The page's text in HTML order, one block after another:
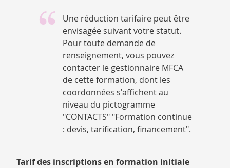
Une réduction tarifaire peut être
envisagée suivant votre statut.
Pour toute demande de
renseignement, vous pouvez
contacter le gestionnaire MFCA
de cette formation, dont les
coordonnées s'affichent au
niveau du pictogramme
"CONTACTS" "Formation continue
: devis, tarification, financement".
Tarif des inscriptions en formation initiale